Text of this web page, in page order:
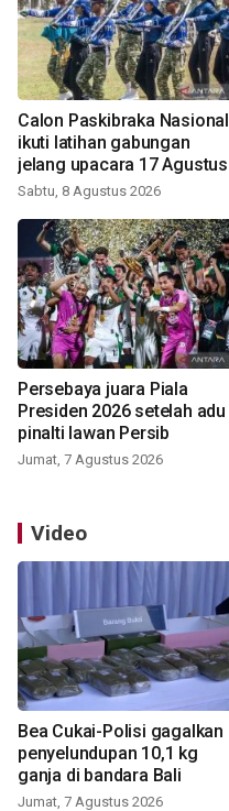
Calon Paskibraka Nasional
ikuti latihan gabungan
jelang upacara 17 Agustus
Sabtu, 8 Agustus 2026
Persebaya juara Piala
Presiden 2026 setelah adu
pinalti lawan Persib
Jumat, 7 Agustus 2026
Video
Bea Cukai-Polisi gagalkan
penyelundupan 10,1 kg
ganja di bandara Bali
Jumat, 7 Agustus 2026